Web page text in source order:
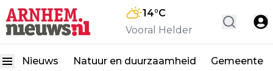
14°C
Vooral Helder
Nieuws Natuur en duurzaamheid Gemeente